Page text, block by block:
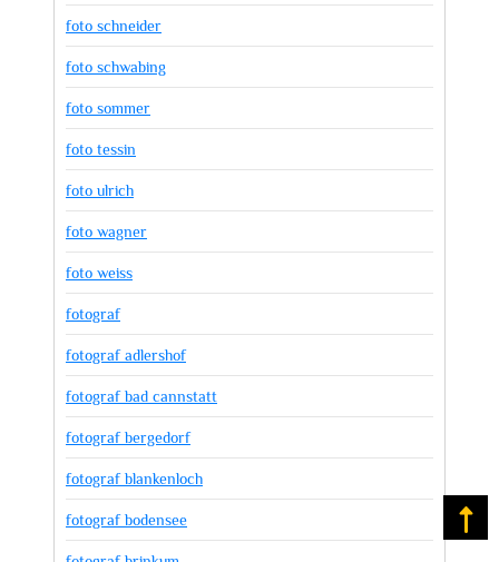
foto schneider
foto schwabing
foto sommer
foto tessin
foto ulrich
foto wagner
foto weiss
fotograf
fotograf adlershof
fotograf bad cannstatt
fotograf bergedorf
fotograf blankenloch
fotograf bodensee